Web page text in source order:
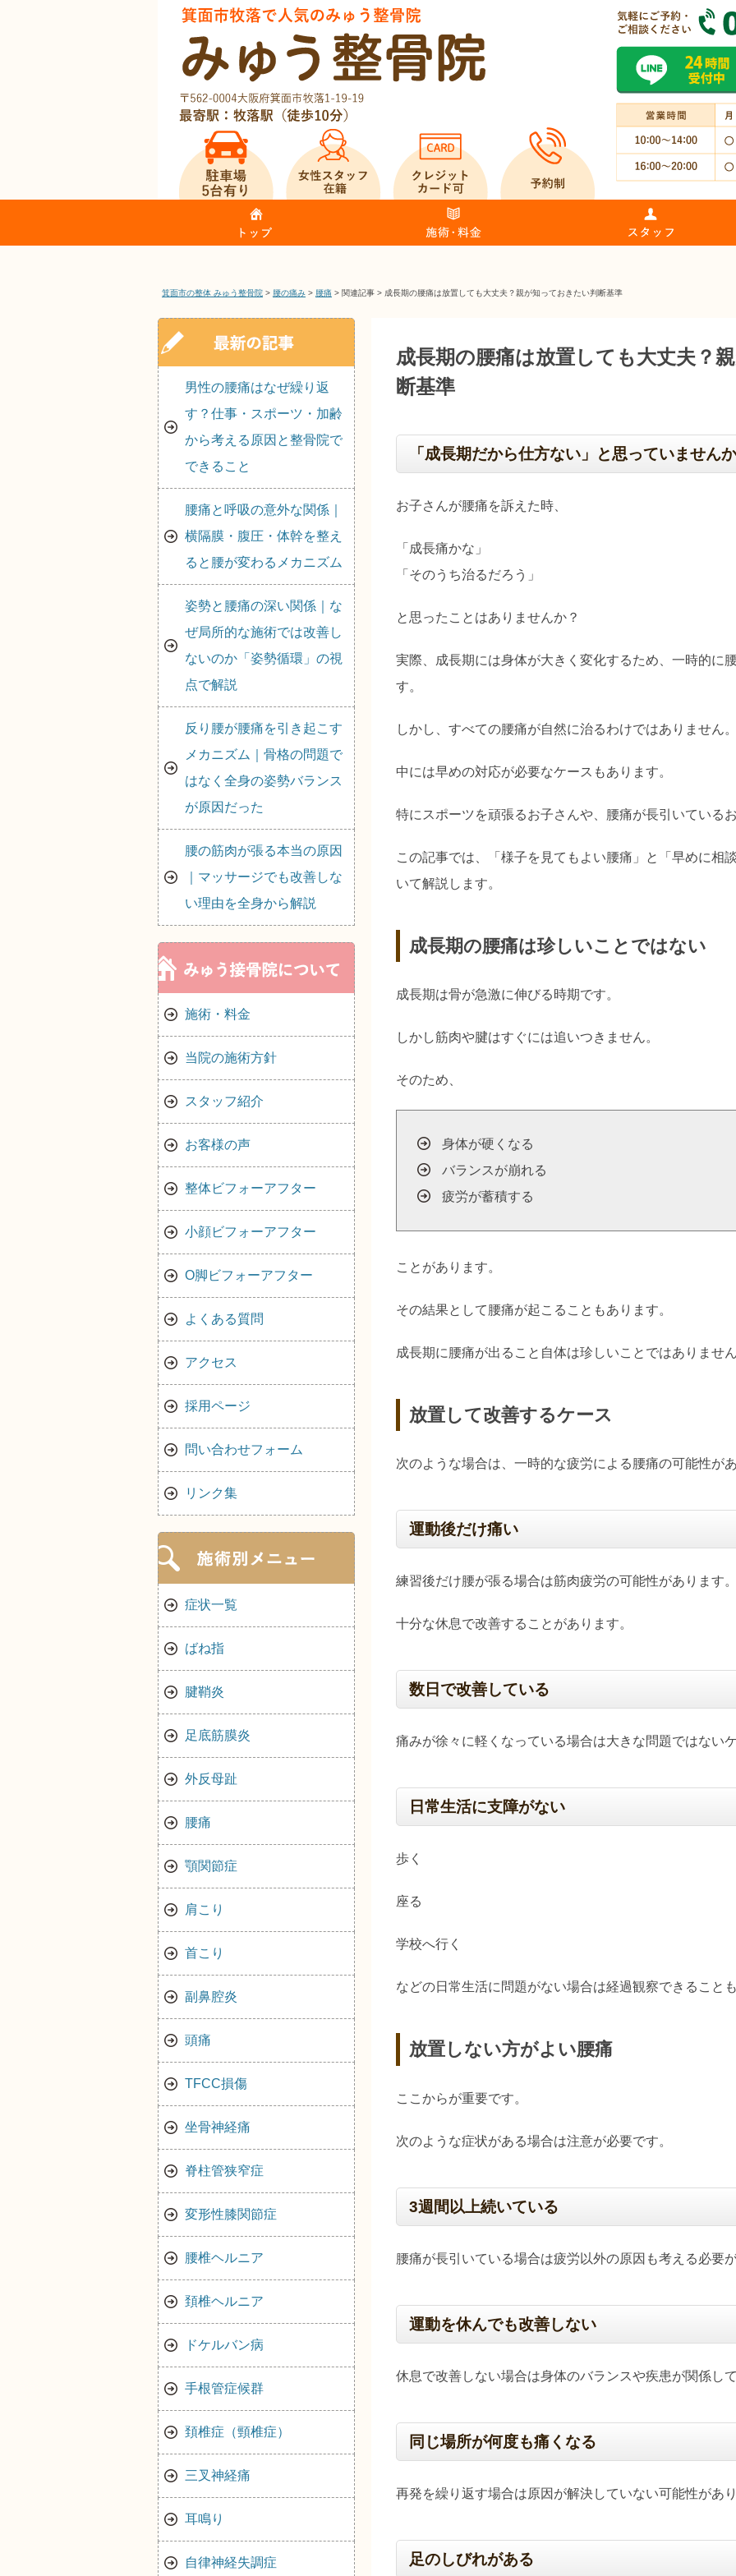
箕面市牧落で人気のみゅう整骨院
箕面市の整体 みゅう整骨院 > 腰の痛み > 腰痛 > 関連記事 > 成長期の腰痛は放置しても大丈夫？親が知っておきたい判断基準
成長期の腰痛は放置しても大丈夫？
断基準
「成長期だから仕方ない」と思っていません
お子さんが腰痛を訴えた時、
「成長痛かな」
「そのうち治るだろう」
と思ったことはありませんか？
実際、成長期には身体が大きく変化するため、一時的に
す。
しかし、すべての腰痛が自然に治るわけではありません。
中には早めの対応が必要なケースもあります。
特にスポーツを頑張るお子さんや、腰痛が長引いている
この記事では、「様子を見てもよい腰痛」と「早めに相
いて解説します。
成長期の腰痛は珍しいことではない
成長期は骨が急激に伸びる時期です。
しかし筋肉や腱はすぐには追いつきません。
そのため、
身体が硬くなる
バランスが崩れる
疲労が蓄積する
ことがあります。
その結果として腰痛が起こることもあります。
成長期に腰痛が出ること自体は珍しいことではありません
放置して改善するケース
次のような場合は、一時的な疲労による腰痛の可能性があ
運動後だけ痛い
練習後だけ腰が張る場合は筋肉疲労の可能性があります。
十分な休息で改善することがあります。
数日で改善している
痛みが徐々に軽くなっている場合は大きな問題ではない
日常生活に支障がない
歩く
座る
学校へ行く
などの日常生活に問題がない場合は経過観察できることも
放置しない方がよい腰痛
ここからが重要です。
次のような症状がある場合は注意が必要です。
3週間以上続いている
腰痛が長引いている場合は疲労以外の原因も考える必要が
運動を休んでも改善しない
休息で改善しない場合は身体のバランスや疾患が関係し
同じ場所が何度も痛くなる
再発を繰り返す場合は原因が解決していない可能性があり
足のしびれがある
男性の腰痛はなぜ繰り返
す？仕事・スポーツ・加齢
から考える原因と整骨院で
できること
腰痛と呼吸の意外な関係｜
横隔膜・腹圧・体幹を整え
ると腰が変わるメカニズム
姿勢と腰痛の深い関係｜な
ぜ局所的な施術では改善し
ないのか「姿勢循環」の視
点で解説
反り腰が腰痛を引き起こす
メカニズム｜骨格の問題で
はなく全身の姿勢バランス
が原因だった
腰の筋肉が張る本当の原因
｜マッサージでも改善しな
い理由を全身から解説
施術・料金
当院の施術方針
スタッフ紹介
お客様の声
整体ビフォーアフター
小顔ビフォーアフター
O脚ビフォーアフター
よくある質問
アクセス
採用ページ
問い合わせフォーム
リンク集
症状一覧
ばね指
腱鞘炎
足底筋膜炎
外反母趾
腰痛
顎関節症
肩こり
首こり
副鼻腔炎
頭痛
TFCC損傷
坐骨神経痛
脊柱管狭窄症
変形性膝関節症
腰椎ヘルニア
頚椎ヘルニア
ドケルバン病
手根管症候群
頚椎症（頸椎症）
三叉神経痛
耳鳴り
自律神経失調症